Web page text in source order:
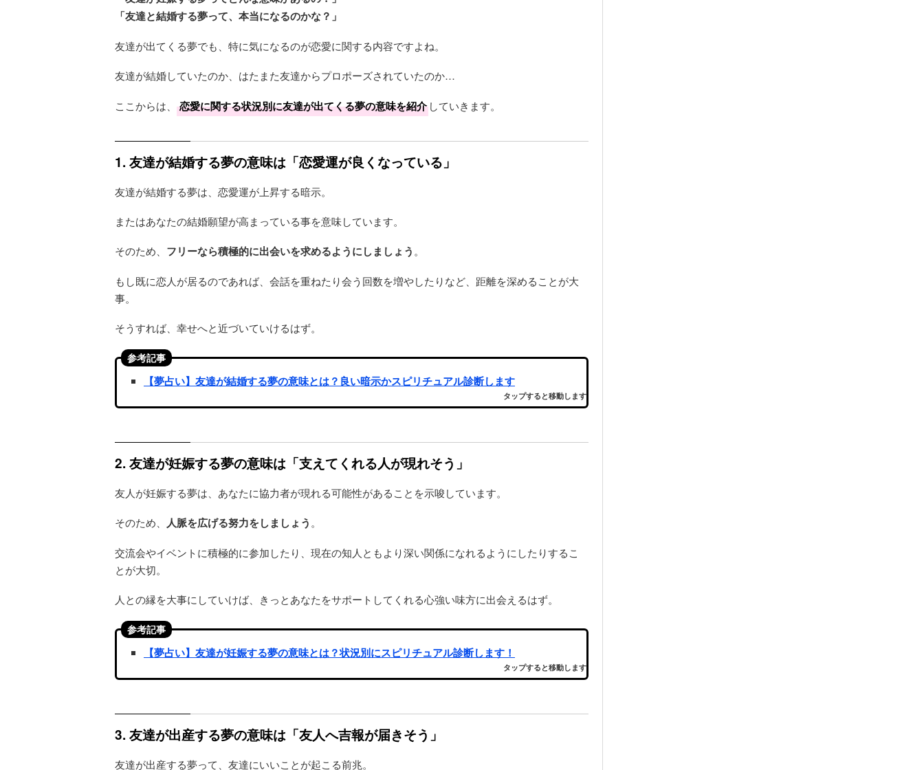
「友達と結婚する夢って、本当になるのかな？」
友達が出てくる夢でも、特に気になるのが恋愛に関する内容ですよね。
友達が結婚していたのか、はたまた友達からプロポーズされていたのか…
ここからは、 恋愛に関する状況別に友達が出てくる夢の意味を紹介 していきます。
1. 友達が結婚する夢の意味は「恋愛運が良くなっている」
友達が結婚する夢は、恋愛運が上昇する暗示。
またはあなたの結婚願望が高まっている事を意味しています。
そのため、 フリーなら積極的に出会いを求めるようにしましょう 。
もし既に恋人が居るのであれば、会話を重ねたり会う回数を増やしたりなど、距離を深めることが大
事。
そうすれば、幸せへと近づいていけるはず。
参考記事
【夢占い】友達が結婚する夢の意味とは？良い暗示かスピリチュアル診断します
タップすると移動します
2. 友達が妊娠する夢の意味は「支えてくれる人が現れそう」
友人が妊娠する夢は、あなたに協力者が現れる可能性があることを示唆しています。
そのため、 人脈を広げる努力をしましょう 。
交流会やイベントに積極的に参加したり、現在の知人ともより深い関係になれるようにしたりするこ
とが大切。
人との縁を大事にしていけば、きっとあなたをサポートしてくれる心強い味方に出会えるはず。
参考記事
【夢占い】友達が妊娠する夢の意味とは？状況別にスピリチュアル診断します！
タップすると移動します
3. 友達が出産する夢の意味は「友人へ吉報が届きそう」
友達が出産する夢って、友達にいいことが起こる前兆。